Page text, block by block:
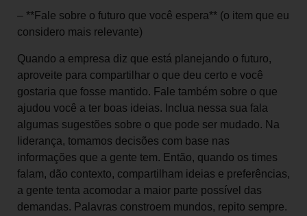
– **Fale sobre o futuro que você espera** (o item que eu
considero mais relevante)
Quando a empresa diz que está planejando o futuro,
aproveite para compartilhar o que deu certo e você
gostaria que fosse mantido. Fale também sobre o que
ajudou você a ter boas ideias. Inclua nessa sua fala
algumas sugestões sobre o que pode ser mudado. Na
liderança, tomamos decisões com base nas
informações que a gente tem. Então, quando os times
falam, dão contexto, compartilham ideias e preferências,
a gente tenta acomodar a maior parte possível das
demandas. Palavras constroem mundos, repito sempre.